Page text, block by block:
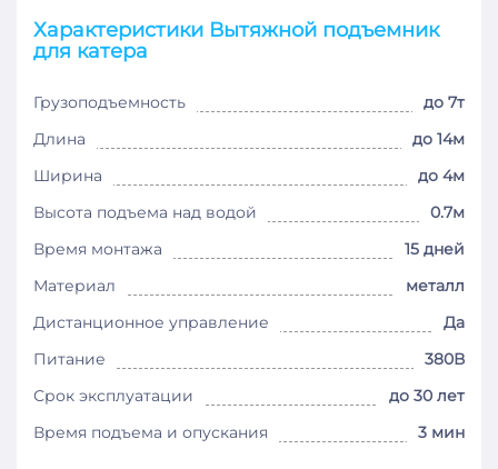
Характеристики Вытяжной подъемник
для катера
Грузоподъемность
до 7т
Длина
до 14м
Ширина
до 4м
Высота подъема над водой
0.7м
Время монтажа
15 дней
Материал
металл
Дистанционное управление
Да
Питание
380В
Срок эксплуатации
до 30 лет
Время подъема и опускания
3 мин